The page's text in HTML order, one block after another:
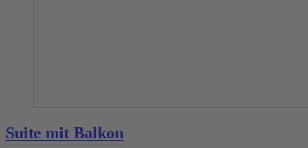
Suite mit Balkon